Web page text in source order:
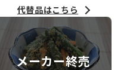
代替品はこちら
メーカー終売